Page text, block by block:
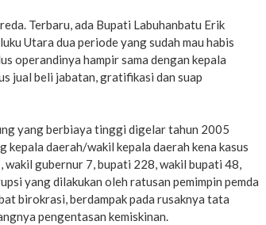
Terbaru, ada Bupati Labuhanbatu Erik
Utara dua periode yang sudah mau habis
operandinya hampir sama dengan kepala
jual beli jabatan, gratifikasi dan suap
yang berbiaya tinggi digelar tahun 2005
daerah/wakil kepala daerah kena kasus
wakil gubernur 7, bupati 228, wakil bupati 48,
yang dilakukan oleh ratusan pemimpin pemda
birokrasi, berdampak pada rusaknya tata
pengentasan kemiskinan.